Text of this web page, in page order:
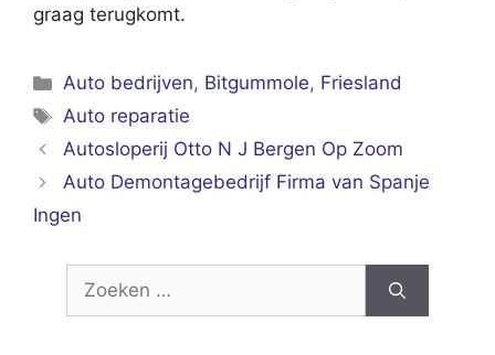
graag terugkomt.
Categorieën
Auto bedrijven, Bitgummole, Friesland
Tags
Auto reparatie
Autosloperij Otto N J Bergen Op Zoom
Auto Demontagebedrijf Firma van Spanje
Ingen
Zoek